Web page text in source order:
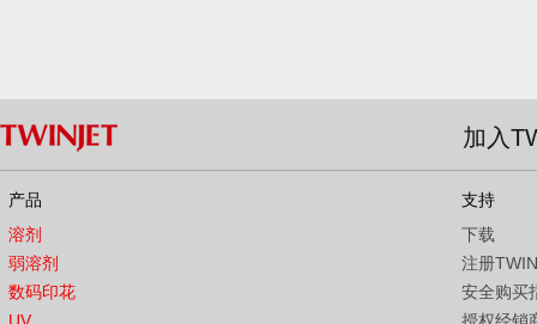
加入
产品
溶剂
弱溶剂
数码印花
支持
下载
注册
安全购买